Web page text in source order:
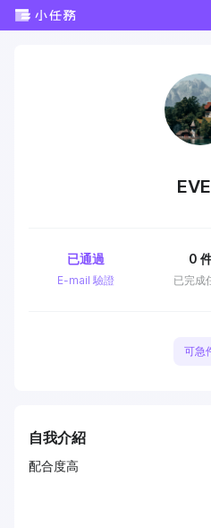
E-mail 驗證
已通過
已完成
0
可急
自我介紹
配合度高